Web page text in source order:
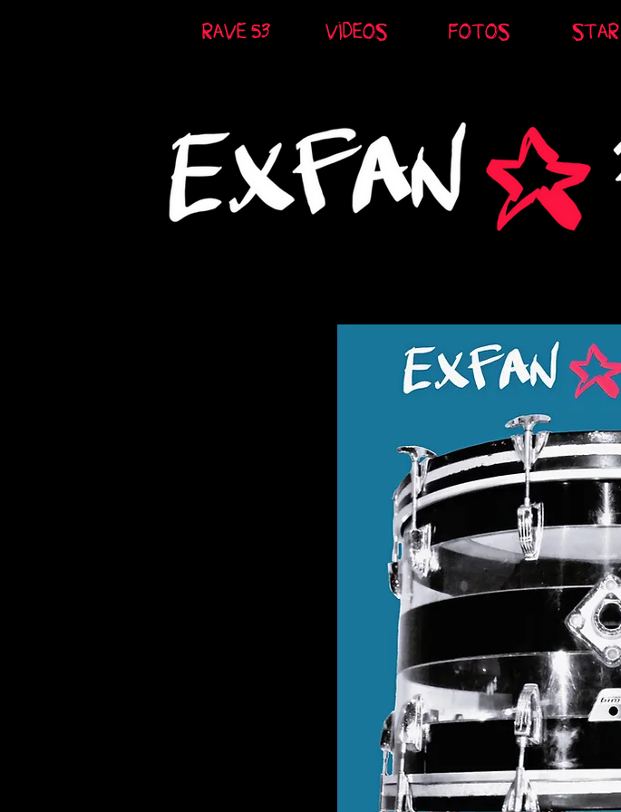
RAVE 53 VÍDEOS FOTOS STAR